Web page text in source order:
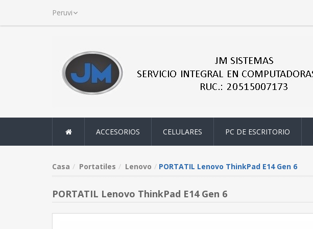
ACCESORIOS CELULARES PC DE ESCRITORIO
Casa Portatiles Lenovo PORTATIL Lenovo ThinkPad E14 Gen 6
PORTATIL Lenovo ThinkPad E14 Gen 6